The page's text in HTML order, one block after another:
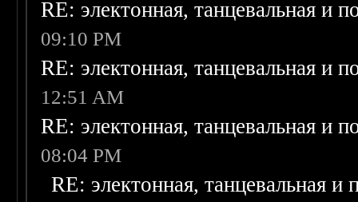
RE: электонная, танцевальная и
09:10 PM
RE: электонная, танцевальная и
12:51 AM
RE: электонная, танцевальная и
08:04 PM
RE: электонная, танцевальная и